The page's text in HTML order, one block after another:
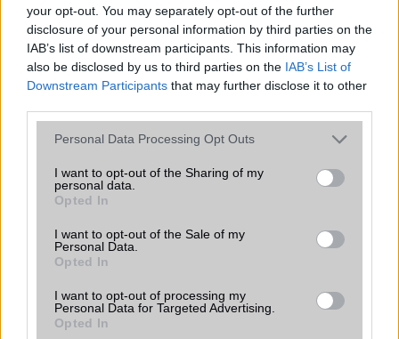
your opt-out. You may separately opt-out of the further
disclosure of your personal information by third parties on the
IAB’s list of downstream participants. This information may
also be disclosed by us to third parties on the IAB’s List of
Downstream Participants that may further disclose it to other
Please note that this website/app uses one or more Google
not limited to your visit or usage behaviour. You may click to
grant or deny consent to Google and its third-party tags to
use your data for below specified purposes in below Google
consent section.
Personal Data Processing Opt Outs
I want to opt-out of the Sharing of my
personal data.
Opted In
I want to opt-out of the Sale of my
Personal Data.
Opted In
I want to opt-out of processing my
Personal Data for Targeted Advertising.
Opted In
iPhone 18 bemutató dátum - ekkor
rántja le a leplet az Apple az új
csúcsmobilokról
2026.06.29 | Phone Arena
mellett a régóta pletykált hajlítható iPhone Ultra is
bemutatkozhat, miközben az áremelésekről szóló
Az Android rejtett automatizmusai: hat
funkció, amely észrevétlenül könnyíti
meg a mindennapokat
2026.06.14
Sok felhasználó külön alkalmazásokra esküszik, pedig az
amelyek maguktól dolgoznak a háttérben.